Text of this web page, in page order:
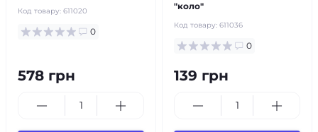
Код товару: 611020
0
578 грн
"коло"
Код товару: 611036
0
139 грн